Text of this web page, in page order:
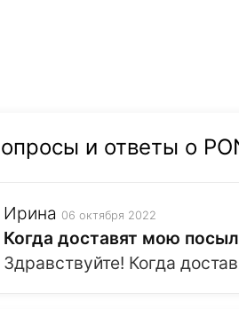
и ответы о
Ирина 06 октября 2022
Когда доставят мою
Здравствуйте! Когда